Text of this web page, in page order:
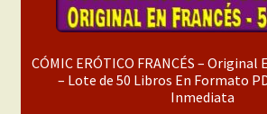
CÓMIC ERÓTICO FRANCÉS – Original
– Lote de 50 Libros En Formato
Inmediata